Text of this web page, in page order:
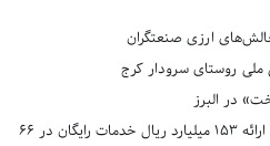
ارزی صنعتگران
در البرز
رکوردزنی در عدالت درمانی البرز؛ ارائه ۱۵۳ میلیارد ریال خدمات رایگان در ۶۶